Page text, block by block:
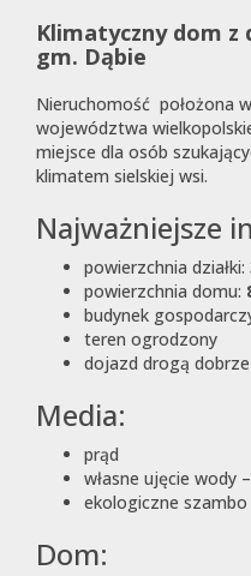
Klimatyczny dom z
gm. Dąbie
Nieruchomość położona
województwa
miejsce dla osób
klimatem sielskiej wsi.
Najważniejsze
powierzchnia działki:
powierzchnia domu:
budynek
teren ogrodzony
dojazd drogą
Media:
prąd
własne ujęcie wody
ekologiczne
Dom: